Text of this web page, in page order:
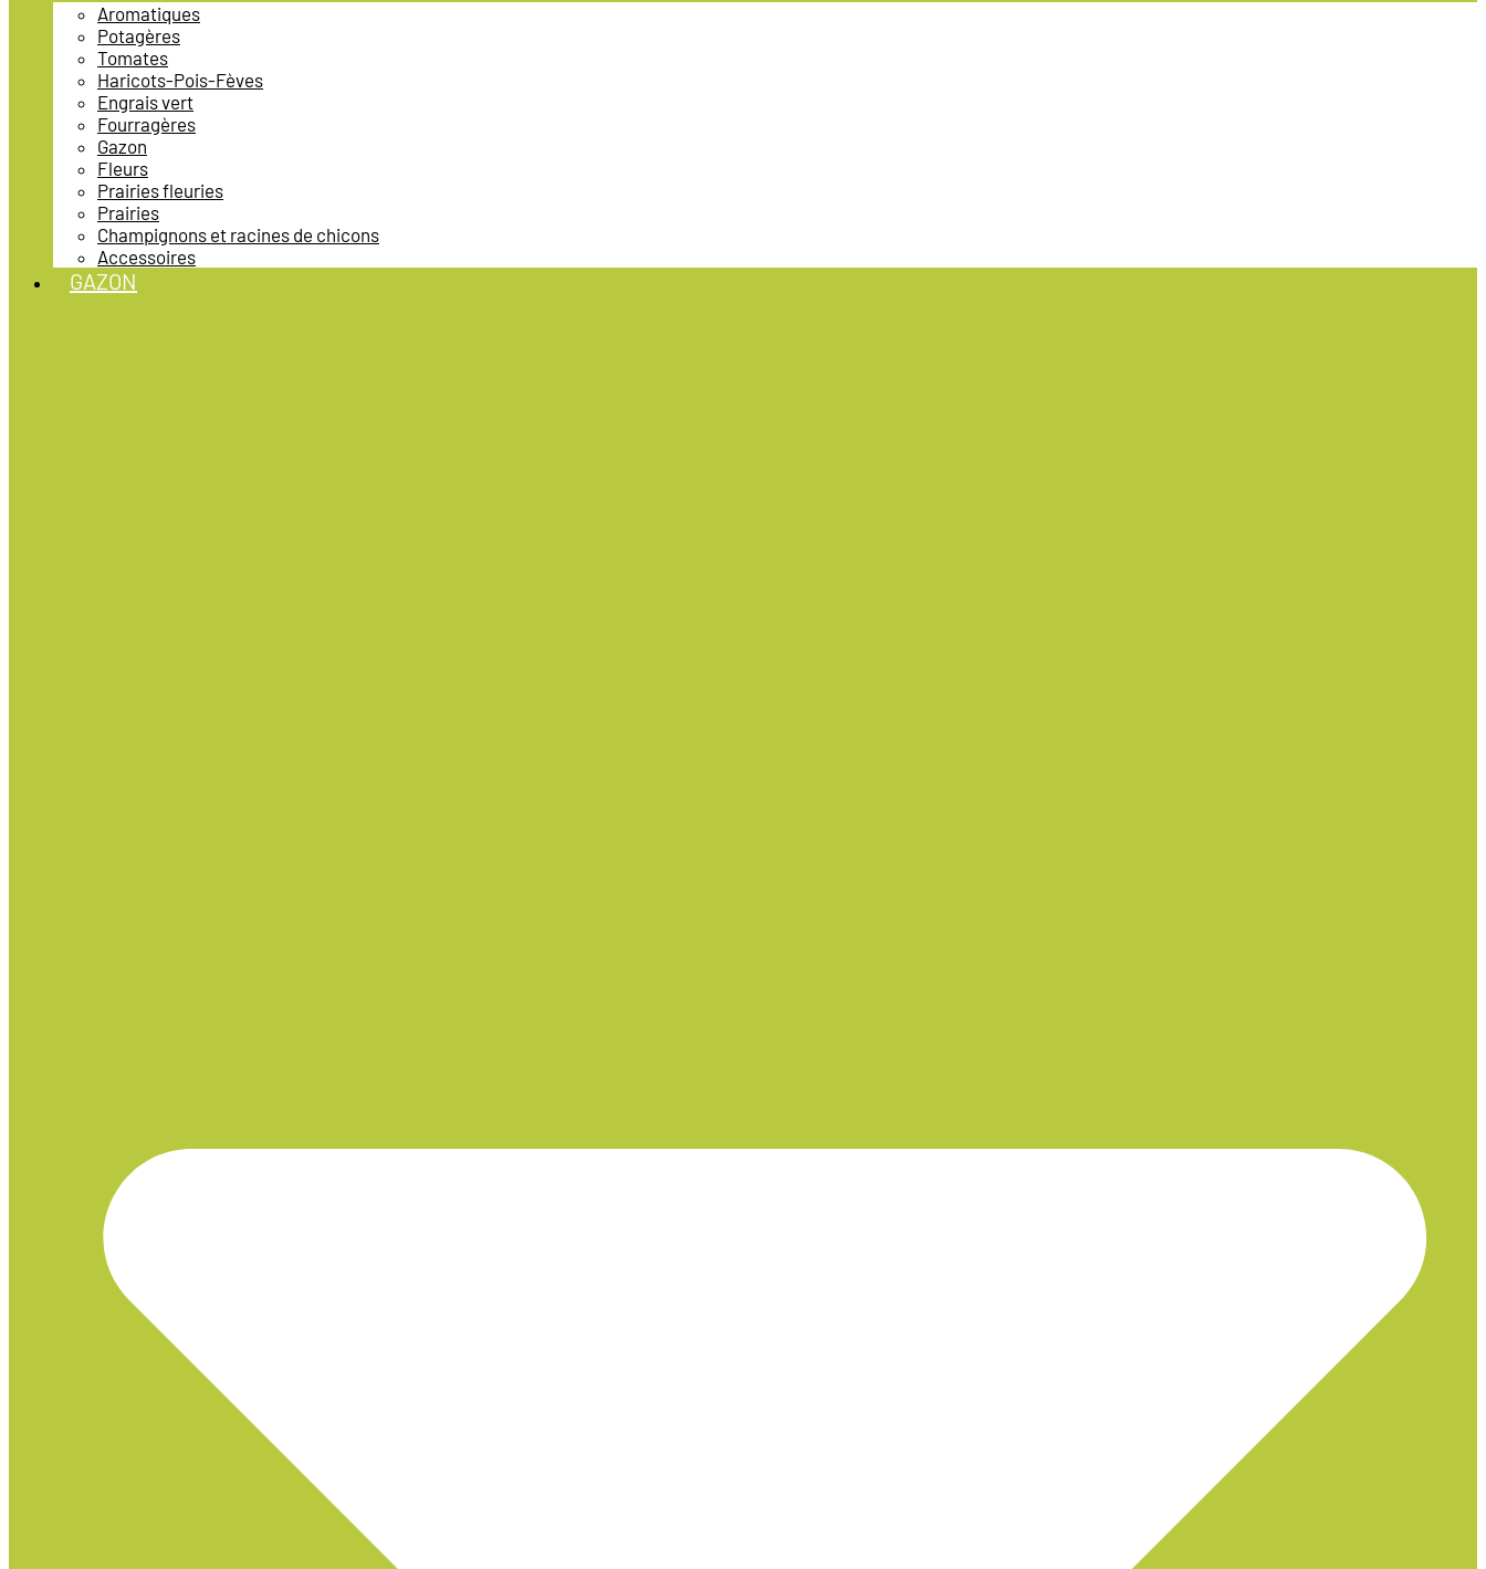
Aromatiques
Potagères
Tomates
Haricots-Pois-Fèves
Engrais vert
Fourragères
Gazon
Fleurs
Prairies fleuries
Prairies
Champignons et racines de chicons
Accessoires
GAZON